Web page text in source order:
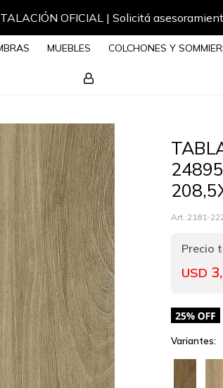
OFICIAL | Solicitá
MUEBLES COLCHONES Y
2181-
USD
Variantes: